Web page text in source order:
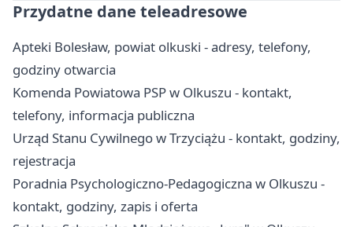
Przydatne dane teleadresowe
Apteki Bolesław, powiat olkuski - adresy, telefony,
godziny otwarcia
Komenda Powiatowa PSP w Olkuszu - kontakt,
telefony, informacja publiczna
Urząd Stanu Cywilnego w Trzyciążu - kontakt, godziny,
rejestracja
Poradnia Psychologiczno-Pedagogiczna w Olkuszu -
kontakt, godziny, zapis i oferta